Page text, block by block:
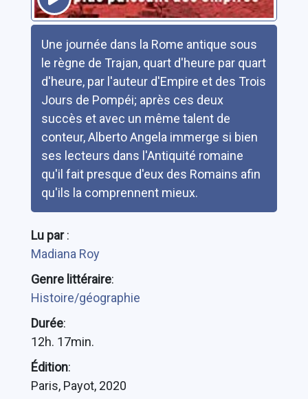
Une journée dans la Rome antique sous
le règne de Trajan, quart d'heure par quart
d'heure, par l'auteur d'Empire et des Trois
Jours de Pompéi; après ces deux
succès et avec un même talent de
conteur, Alberto Angela immerge si bien
ses lecteurs dans l'Antiquité romaine
qu'il fait presque d'eux des Romains afin
qu'ils la comprennent mieux.
Lu par:
Madiana Roy
Genre littéraire:
Histoire/géographie
Durée:
12h. 17min.
Édition:
Paris, Payot, 2020